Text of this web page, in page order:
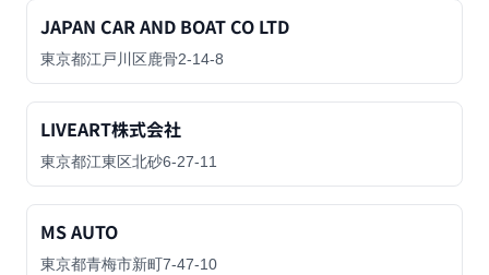
JAPAN CAR AND BOAT CO LTD
東京都江戸川区鹿骨2-14-8
LIVEART株式会社
東京都江東区北砂6-27-11
MS AUTO
東京都青梅市新町7-47-10